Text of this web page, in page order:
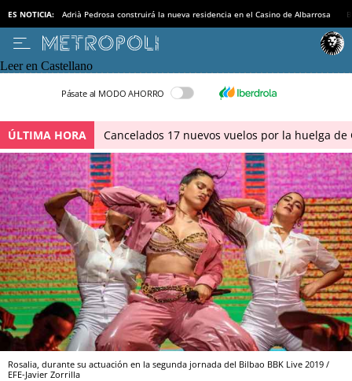
ES NOTICIA: Adrià Pedrosa construirá la nueva residencia en el Casino de Albarrosa
Leer en Castellano
Pásate al MODO AHORRO
ÚLTIMA HORA Cancelados 17 nuevos vuelos por la huelga
Rosalia, durante su actuación en la segunda jornada del Bilbao BBK Live 2019 /
EFE-Javier Zorrilla